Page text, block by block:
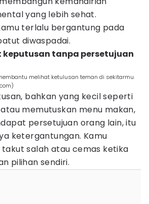
yang lebih sehat.
terlalu bergantung pada
diwaspadai.
keputusan tanpa persetujuan
melihat ketulusan teman di sekitarmu.
bahkan yang kecil seperti
memutuskan menu makan,
persetujuan orang lain, itu
ketergantungan. Kamu
salah atau cemas ketika
pilihan sendiri.